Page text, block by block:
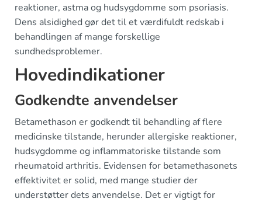
reaktioner, astma og hudsygdomme som psoriasis.
Dens alsidighed gør det til et værdifuldt redskab i
behandlingen af mange forskellige
sundhedsproblemer.
Hovedindikationer
Godkendte anvendelser
Betamethason er godkendt til behandling af flere
medicinske tilstande, herunder allergiske reaktioner,
hudsygdomme og inflammatoriske tilstande som
rheumatoid arthritis. Evidensen for betamethasonets
effektivitet er solid, med mange studier der
understøtter dets anvendelse. Det er vigtigt for